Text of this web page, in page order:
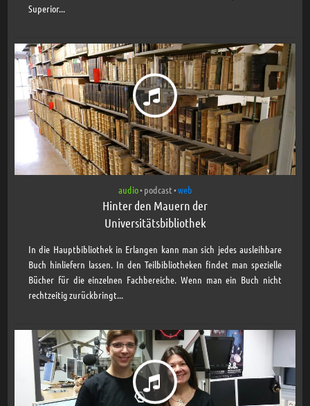
Superior...
audio• podcast•web
Hinter den Mauern der
Universitätsbibliothek
In die Hauptbibliothek in Erlangen kann man sich jedes ausleihbare
Buch hinliefern lassen. In den Teilbibliotheken findet man spezielle
Bücher für die einzelnen Fachbereiche. Wenn man ein Buch nicht
rechtzeitig zurückbringt...